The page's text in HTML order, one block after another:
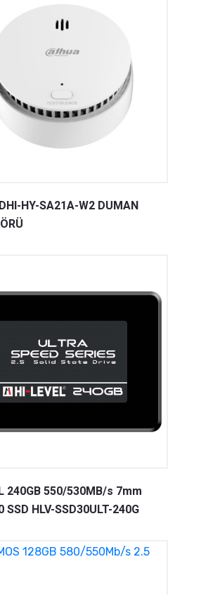
HY-SA21A-W2 DUMAN
240GB 550/530MB/s 7mm
SSD HLV-SSD30ULT-240G